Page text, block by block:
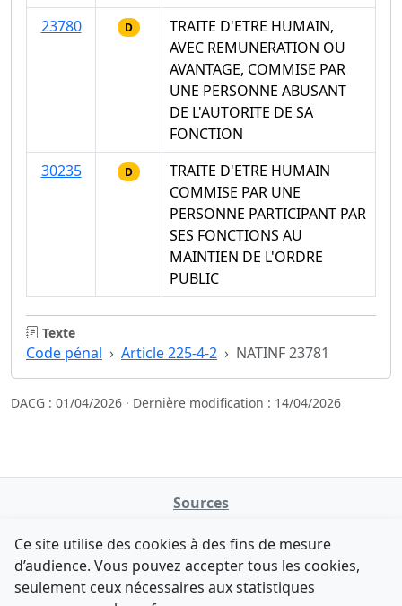
23780
D
TRAITE D'ETRE HUMAIN,
AVEC REMUNERATION OU
AVANTAGE, COMMISE PAR
UNE PERSONNE ABUSANT
DE L'AUTORITE DE SA
FONCTION
30235
D
TRAITE D'ETRE HUMAIN
COMMISE PAR UNE
PERSONNE PARTICIPANT PAR
SES FONCTIONS AU
MAINTIEN DE L'ORDRE
PUBLIC
Texte
Code pénal Article 225-4-2 NATINF 23781
DACG : 01/04/2026 · Dernière modification : 14/04/2026
Sources
data.gouv.fr
Legifrance - API
Comment avez-vous découvert NATINFo ?
Ce site utilise des cookies à des fins de mesure
d’audience. Vous pouvez accepter tous les cookies,
seulement ceux nécessaires aux statistiques